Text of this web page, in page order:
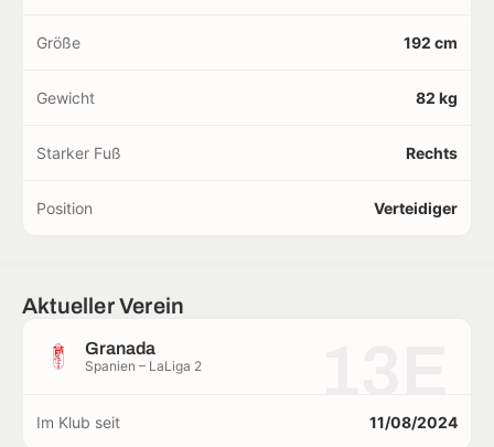
Größe 192 cm
Gewicht 82 kg
Starker Fuß Rechts
Position Verteidiger
Aktueller Verein
Granada
Spanien – LaLiga 2
Im Klub seit 11/08/2024